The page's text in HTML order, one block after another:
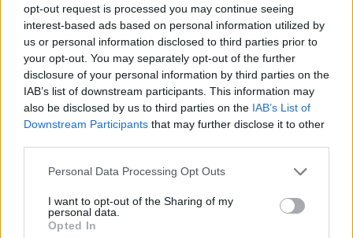
opt-out request is processed you may continue seeing
interest-based ads based on personal information utilized by
us or personal information disclosed to third parties prior to
your opt-out. You may separately opt-out of the further
disclosure of your personal information by third parties on the
IAB’s list of downstream participants. This information may
also be disclosed by us to third parties on the IAB’s List of
Downstream Participants that may further disclose it to other
Personal Data Processing Opt Outs
I want to opt-out of the Sharing of my
personal data.
Opted In
Μεταπροπονητική πείνα: Ο λόγος
που θέλεις να καταβροχθίσεις τα
πάντα μετά την άσκηση
27 Φεβρουαρίου 2026
Ωρίων – Σπάνια νοσήματα
συνδέονται με μνημεία που
27 Φεβρουαρίου 2026
Γεωργιάδης: Πολλαπλά οφέλη από
τη συνεργασία δημοσίου και